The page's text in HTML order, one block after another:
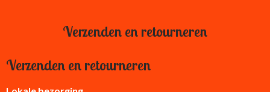
Verzenden en retourneren
Verzenden en retourneren